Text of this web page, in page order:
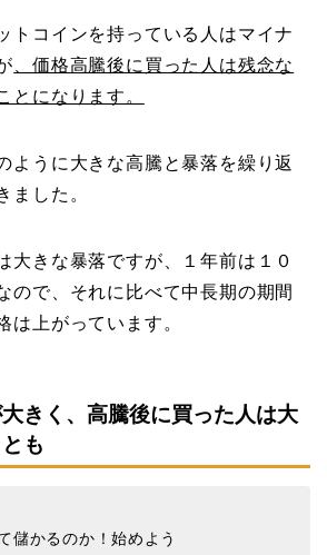
トコインを持っている人はマイナ
、価格高騰後に買った人は残念な
とになります。
ように大きな高騰と暴落を繰り返
ました。
大きな暴落ですが、１年前は１０
ので、それに比べて中長期の期間
は上がっています。
きく、高騰後に買った人は大
も
儲かるのか！始めよう